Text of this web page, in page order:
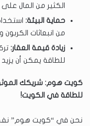
الكثير من المال
حماية البيئة:
من انبعاثات
زيادة قيمة العقار:
للطاقة يمكن أن
كويت هوم: شريكك
للطاقة في الكويت!
نحن في “كويت هوم”